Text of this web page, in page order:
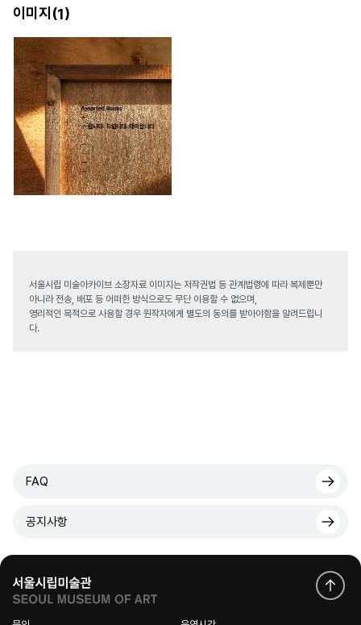
이미지(1)
서울시립 미술아카이브 소장자료 이미지는 저작권법 등 관계법령에 따라 복제뿐만
아니라 전송, 배포 등 어떠한 방식으로도 무단 이용할 수 없으며,
영리적인 목적으로 사용할 경우 원작자에게 별도의 동의를 받아야함을 알려드립니
다.
FAQ
공지사항